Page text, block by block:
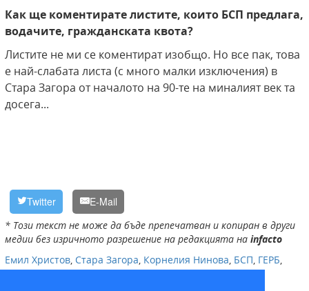
Как ще коментирате листите, които БСП предлага,
водачите, гражданската квота?
Листите не ми се коментират изобщо. Но все пак, това
е най-слабата листа (с много малки изключения) в
Стара Загора от началото на 90-те на миналият век та
досега...
Twitter E-Mail
* Този текст не може да бъде препечатван и копиран в други
медии без изричното разрешение на редакцията на infacto
Емил Христов, Стара Загора, Корнелия Нинова, БСП, ГЕРБ,
избори